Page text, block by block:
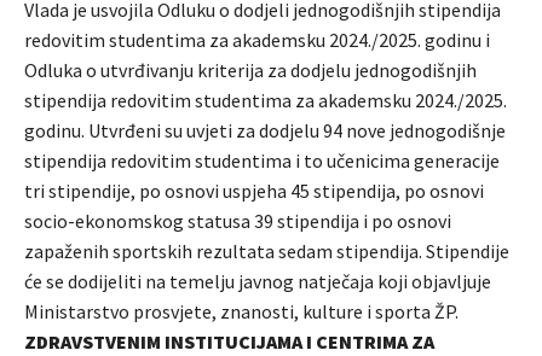
Vlada je usvojila Odluku o dodjeli jednogodišnjih stipendija
redovitim studentima za akademsku 2024./2025. godinu i
Odluka o utvrđivanju kriterija za dodjelu jednogodišnjih
stipendija redovitim studentima za akademsku 2024./2025.
godinu. Utvrđeni su uvjeti za dodjelu 94 nove jednogodišnje
stipendija redovitim studentima i to učenicima generacije
tri stipendije, po osnovi uspjeha 45 stipendija, po osnovi
socio-ekonomskog statusa 39 stipendija i po osnovi
zapaženih sportskih rezultata sedam stipendija. Stipendije
će se dodijeliti na temelju javnog natječaja koji objavljuje
Ministarstvo prosvjete, znanosti, kulture i sporta ŽP.
ZDRAVSTVENIM INSTITUCIJAMA I CENTRIMA ZA